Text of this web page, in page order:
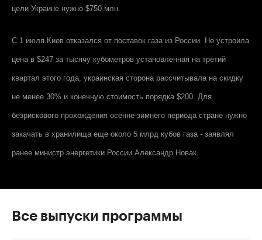
цели Украине нужно $750 млн.
С 1 июля Киев отказался от поставок газа из России. Не устроила
цена в $247 за тысячу кубометров установленная на третий
квартал этого года, украинская сторона рассчитывала на скидку
не менее 30% и конечную стоимость порядка $200. Для
безрискового прохождения осенне-зимнего периода стране нужно
закачать в хранилища еще около 5 млрд кубов газа - заявлял
ранее министр энергетики России Александр Новак.
Все выпуски программы